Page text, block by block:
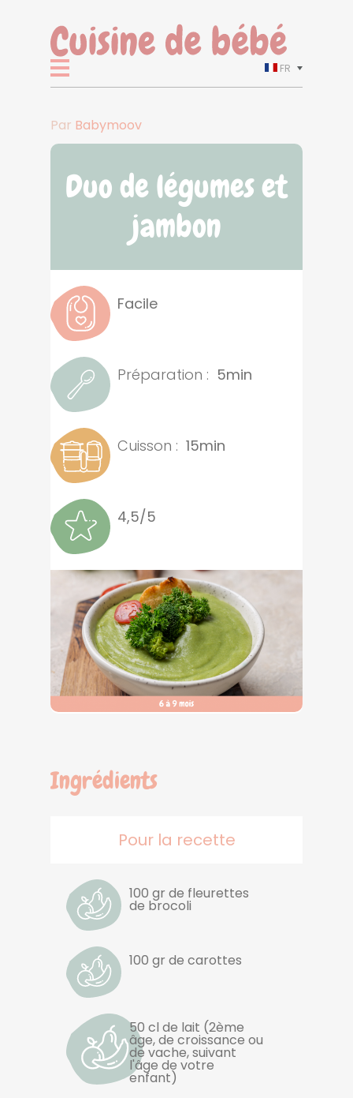
FR
Par Babymoov
Duo de légumes et
jambon
Facile
Préparation : 5min
Cuisson : 15min
4,5/5
Ingrédients
Pour la recette
100 gr de fleurettes
de brocoli
100 gr de carottes
50 cl de lait (2ème
âge, de croissance ou
de vache, suivant
l'âge de votre
enfant)